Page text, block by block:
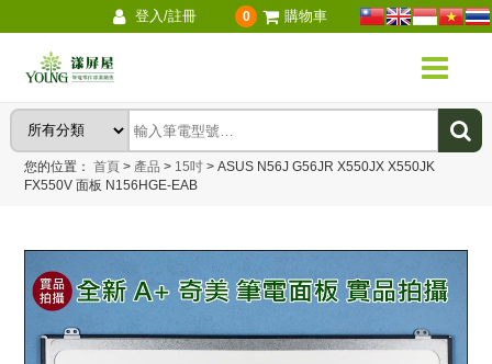
登入/註冊 0 購物車
您的位置：首頁 > 產品 > 15吋 > ASUS N56J G56JR X550JX X550JK
FX550V 面板 N156HGE-EAB